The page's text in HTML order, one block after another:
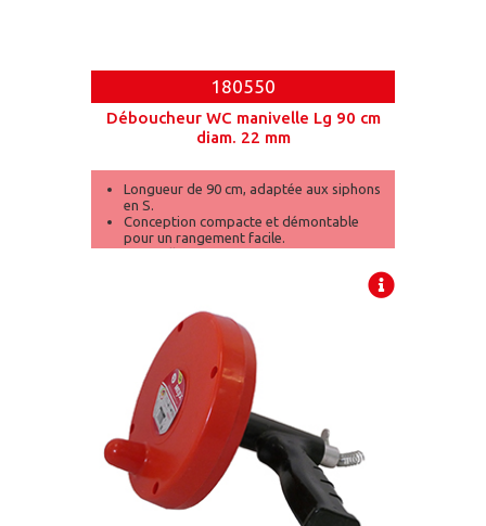
180550
Déboucheur WC manivelle Lg 90 cm
diam. 22 mm
Longueur de 90 cm, adaptée aux siphons
en S.
Conception compacte et démontable
pour un rangement facile.
Manivelle ergonomique pour un